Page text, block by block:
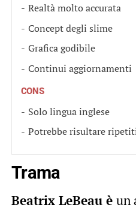
Realtà molto accurata
Concept degli slime
Grafica godibile
Continui aggiornamenti
CONS
Solo lingua inglese
Potrebbe risultare
Trama
Beatrix LeBeau è un